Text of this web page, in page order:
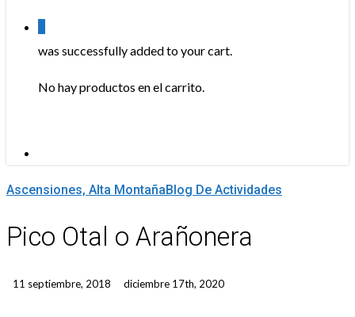
was successfully added to your cart.
No hay productos en el carrito.
Ascensiones, Alta MontañaBlog De Actividades
Pico Otal o Arañonera
11 septiembre, 2018 diciembre 17th, 2020